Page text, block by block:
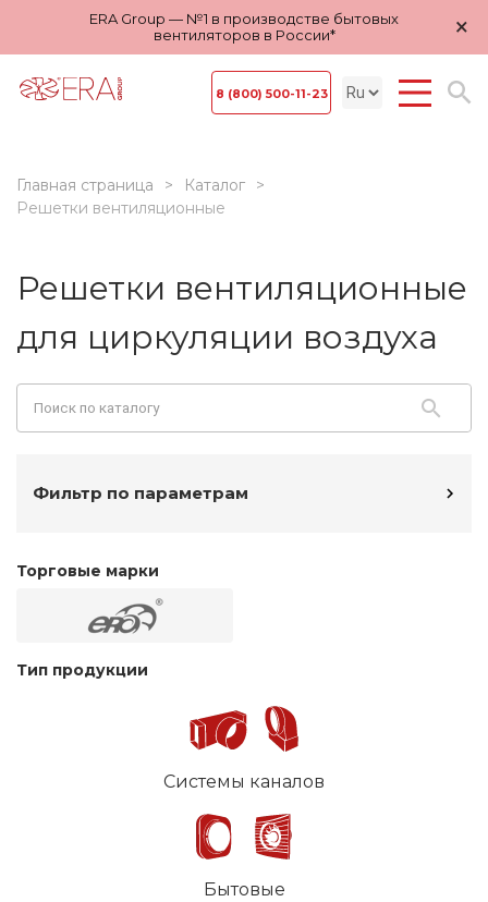
ERA Group — №1 в производстве бытовых
вентиляторов в России*
×
8 (800) 500-11-23
Главная страница
Каталог
Решетки вентиляционные
Решетки вентиляционные
для циркуляции воздуха
Фильтр по параметрам
Торговые марки
Тип продукции
Системы каналов
Бытовые